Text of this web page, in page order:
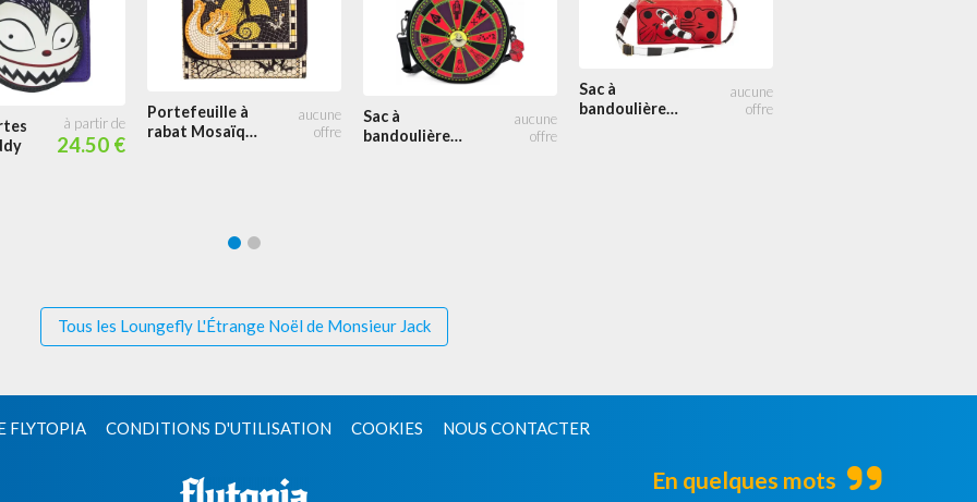
24.50 €
Portefeuille à
rabat Mosaïque
Sac à
bandoulière
Sac à
bandoulière
Tous les Loungefly L'Étrange Noël de Monsieur Jack
FLYTOPIA CONDITIONS D'UTILISATION COOKIES NOUS CONTACTER
En quelques mots